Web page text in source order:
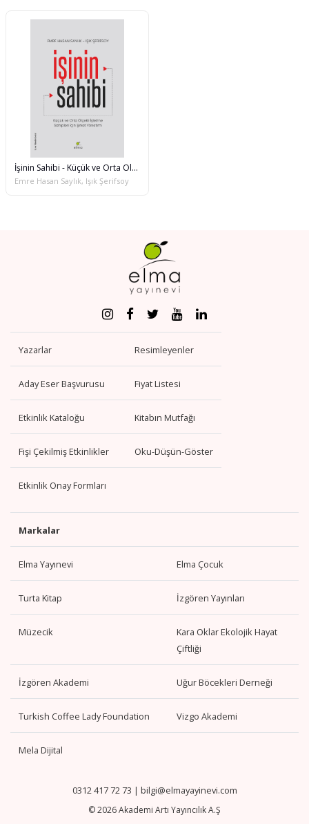
İşinin Sahibi - Küçük ve Orta Ölçekli İşletme Sahipleri İçin Şirket Yönetimi
Emre Hasan Saylık, Işık Şerifsoy
Yazarlar Resimleyenler
Aday Eser Başvurusu Fiyat Listesi
Etkinlik Kataloğu Kitabın Mutfağı
Fişi Çekilmiş Etkinlikler Oku-Düşün-Göster
Etkinlik Onay Formları
Markalar
Elma Yayınevi Elma Çocuk
Turta Kitap İzgören Yayınları
Müzecik
Kara Oklar Ekolojik Hayat
Çiftliği
İzgören Akademi Uğur Böcekleri Derneği
Turkish Coffee Lady Foundation Vizgo Akademi
Mela Dijital
0312 417 72 73 | bilgi@elmayayinevi.com
© 2026 Akademi Artı Yayıncılık A.Ş